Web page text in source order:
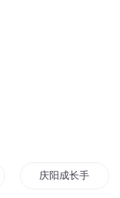
庆阳成长手札